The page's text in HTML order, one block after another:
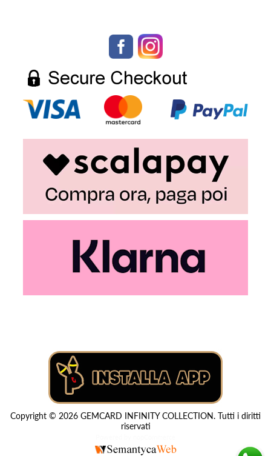
Copyright © 2026 GEMCARD INFINITY COLLECTION. Tutti i diritti
riservati